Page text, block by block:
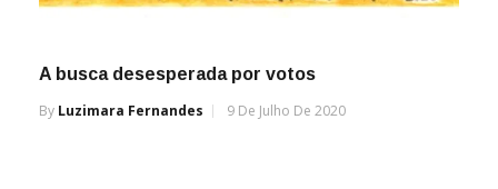
A busca desesperada por votos
By Luzimara Fernandes 9 De Julho De 2020